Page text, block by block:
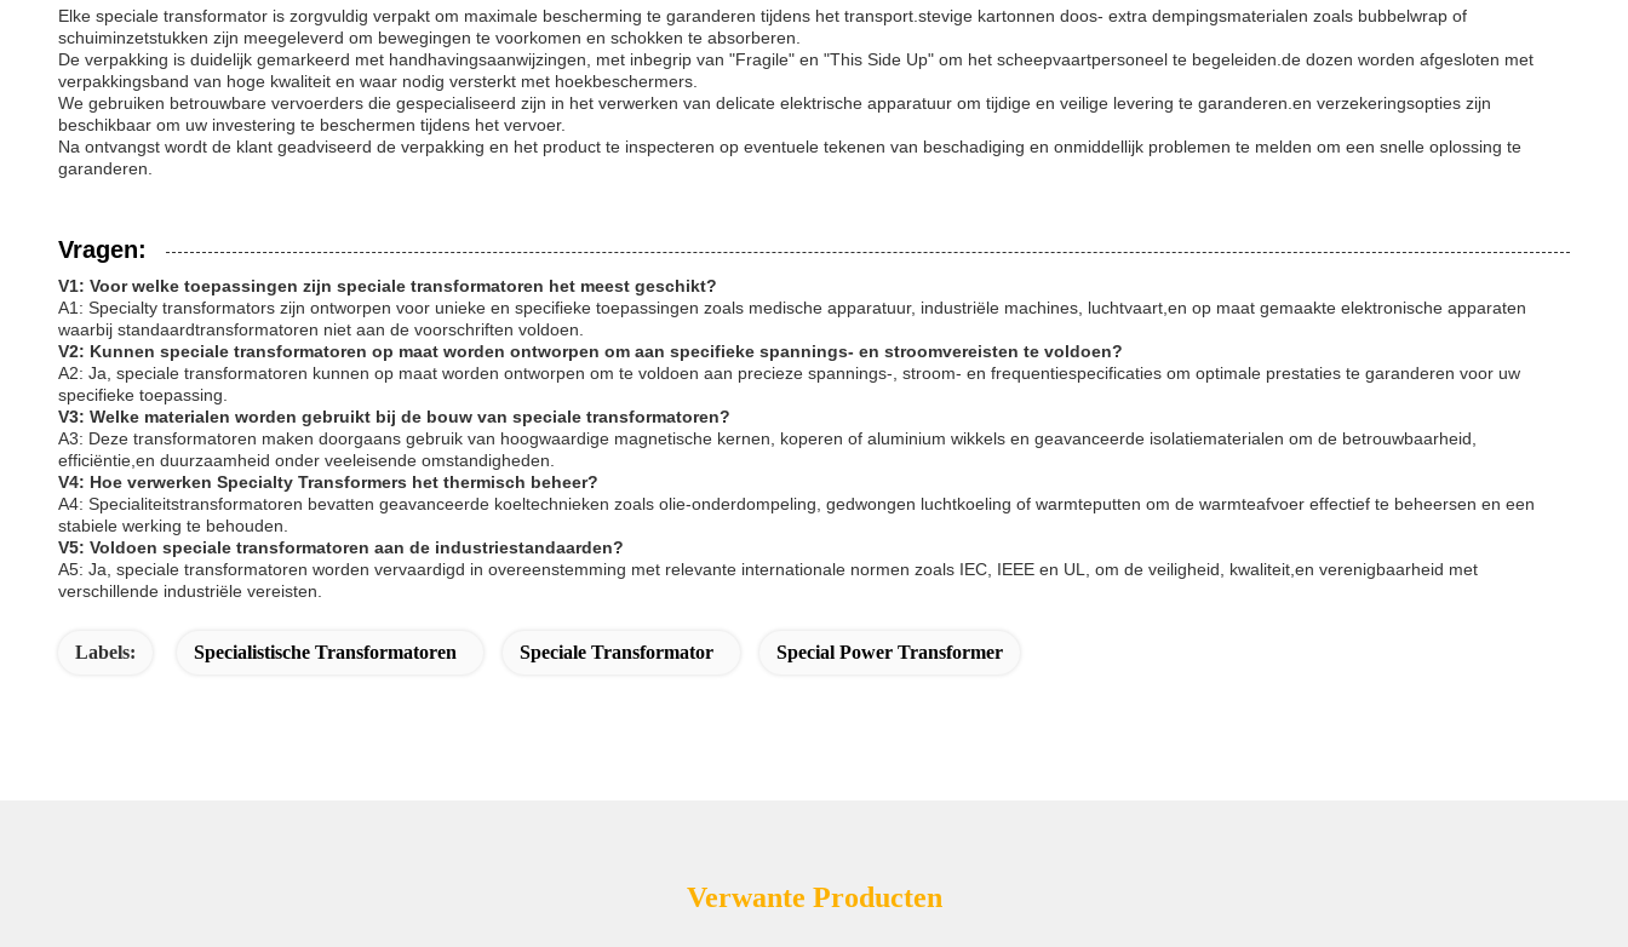
Elke speciale transformator is zorgvuldig verpakt om maximale bescherming te garanderen tijdens het transport.stevige kartonnen doos- extra dempingsmaterialen zoals bubbelwrap of
schuiminzetstukken zijn meegeleverd om bewegingen te voorkomen en schokken te absorberen.
De verpakking is duidelijk gemarkeerd met handhavingsaanwijzingen, met inbegrip van "Fragile" en "This Side Up" om het scheepvaartpersoneel te begeleiden.de dozen worden afgesloten met
verpakkingsband van hoge kwaliteit en waar nodig versterkt met hoekbeschermers.
We gebruiken betrouwbare vervoerders die gespecialiseerd zijn in het verwerken van delicate elektrische apparatuur om tijdige en veilige levering te garanderen.en verzekeringsopties zijn
beschikbaar om uw investering te beschermen tijdens het vervoer.
Na ontvangst wordt de klant geadviseerd de verpakking en het product te inspecteren op eventuele tekenen van beschadiging en onmiddellijk problemen te melden om een snelle oplossing te
garanderen.
Vragen:
V1: Voor welke toepassingen zijn speciale transformatoren het meest geschikt?
A1: Specialty transformators zijn ontworpen voor unieke en specifieke toepassingen zoals medische apparatuur, industriële machines, luchtvaart,en op maat gemaakte elektronische apparaten
waarbij standaardtransformatoren niet aan de voorschriften voldoen.
V2: Kunnen speciale transformatoren op maat worden ontworpen om aan specifieke spannings- en stroomvereisten te voldoen?
A2: Ja, speciale transformatoren kunnen op maat worden ontworpen om te voldoen aan precieze spannings-, stroom- en frequentiespecificaties om optimale prestaties te garanderen voor uw
specifieke toepassing.
V3: Welke materialen worden gebruikt bij de bouw van speciale transformatoren?
A3: Deze transformatoren maken doorgaans gebruik van hoogwaardige magnetische kernen, koperen of aluminium wikkels en geavanceerde isolatiematerialen om de betrouwbaarheid,
efficiëntie,en duurzaamheid onder veeleisende omstandigheden.
V4: Hoe verwerken Specialty Transformers het thermisch beheer?
A4: Specialiteitstransformatoren bevatten geavanceerde koeltechnieken zoals olie-onderdompeling, gedwongen luchtkoeling of warmteputten om de warmteafvoer effectief te beheersen en een
stabiele werking te behouden.
V5: Voldoen speciale transformatoren aan de industriestandaarden?
A5: Ja, speciale transformatoren worden vervaardigd in overeenstemming met relevante internationale normen zoals IEC, IEEE en UL, om de veiligheid, kwaliteit,en verenigbaarheid met
verschillende industriële vereisten.
Labels: Specialistische Transformatoren Speciale Transformator Special Power Transformer
Verwante Producten